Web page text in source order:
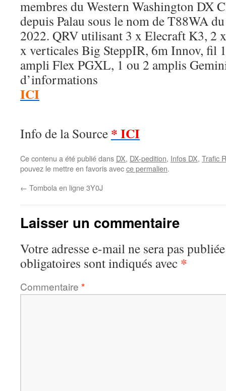
membres du Western Washington DX
depuis Palau sous le nom de T88WA
2022. QRV utilisant 3 x Elecraft K3, 2
x verticales Big SteppIR, 6m Innov, fil
ampli Flex PGXL, 1 ou 2 amplis
d’informations
ICI
Info de la Source * ICI
Ce contenu a été publié dans DX, DX-pedition, Infos DX, Trafic
pouvez le mettre en favoris avecce permalien.
← Tombola en ligne 3Y0J
Laisser un commentaire
Votre adresse e-mail ne sera pas
obligatoires sont indiqués avec *
Commentaire *